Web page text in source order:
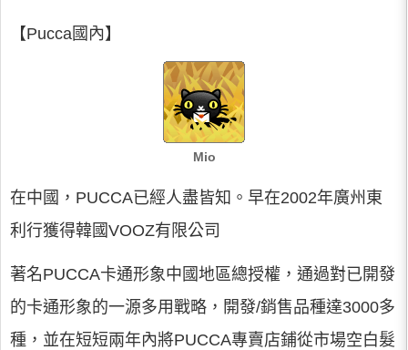
【Pucca國內】
Mio
在中國，PUCCA已經人盡皆知。早在2002年廣州東
利行獲得韓國VOOZ有限公司
著名PUCCA卡通形象中國地區總授權，通過對已開發
的卡通形象的一源多用戰略，開發/銷售品種達3000多
種，並在短短兩年內將PUCCA專賣店鋪從市場空白髮